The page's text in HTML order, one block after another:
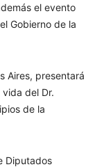
el evento
Gobierno de la
Aires, presentará
del Dr.
de la
Diputados